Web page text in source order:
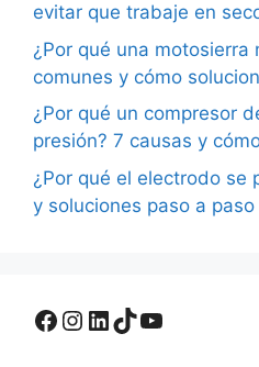
evitar que trabaje en
¿Por qué una motosierra
comunes y cómo
¿Por qué un compresor
presión? 7 causas y
¿Por qué el electrodo se
y soluciones paso a paso
Facebook
Instagram
LinkedIn
TikTok
YouTube